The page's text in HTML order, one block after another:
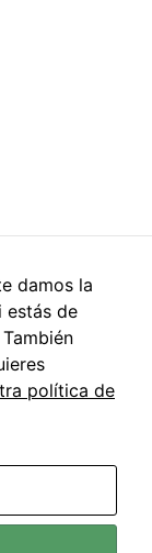
los Derechos
damos la
estás de
política de